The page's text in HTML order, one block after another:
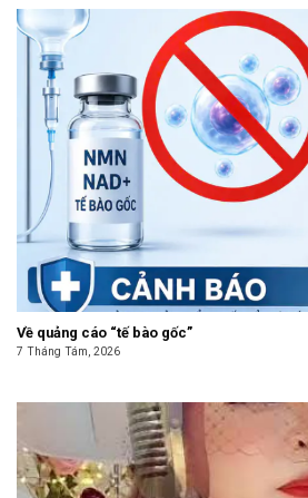
Về quảng cáo “tế bào gốc”
7 Tháng Tám, 2026